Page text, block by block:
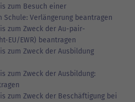
zum Besuch einer
Verlängerung beantragen
zum Zweck der Au-pair-
EU/EWR) beantragen
zum Zweck der Ausbildung
zum Zweck der Ausbildung:
zum Zweck der Beschäftigung bei